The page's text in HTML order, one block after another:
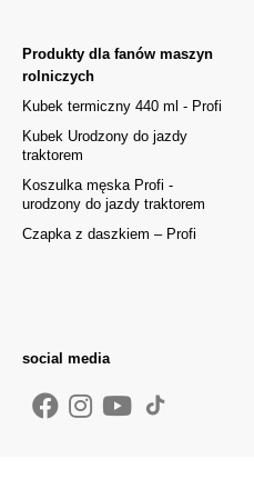
Produkty dla fanów maszyn
rolniczych
Kubek termiczny 440 ml - Profi
Kubek Urodzony do jazdy
traktorem
Koszulka męska Profi -
urodzony do jazdy traktorem
Czapka z daszkiem – Profi
social media